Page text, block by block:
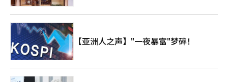
【亚洲人之声】"一夜暴富"梦碎！